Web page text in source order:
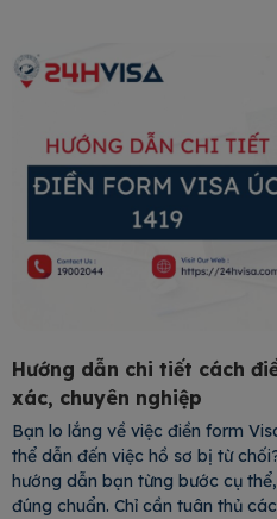
Hướng dẫn chi tiết cách
xác, chuyên nghiệp
Bạn lo lắng về việc điền form
thể dẫn đến việc hồ sơ bị từ
hướng dẫn bạn từng bước cụ
đúng chuẩn. Chỉ cần tuân thủ